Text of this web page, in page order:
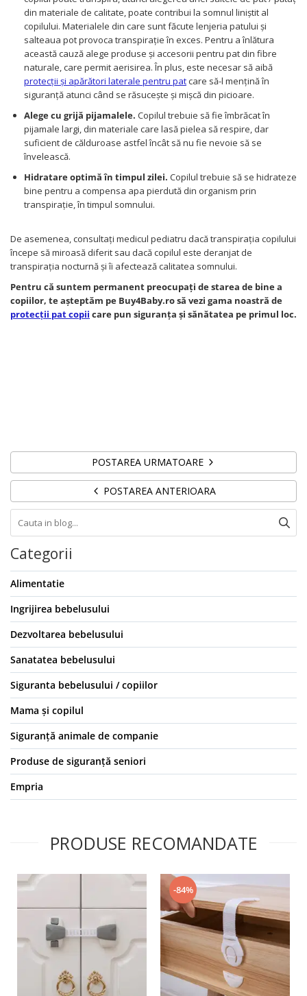
din materiale de calitate, poate contribui la somnul liniștit al
copilului. Materialele din care sunt făcute lenjeria patului şi
salteaua pot provoca transpiraţie în exces. Pentru a înlătura
această cauză alege produse şi accesorii pentru pat din fibre
naturale, care permit aerisirea. În plus, este necesar să aibă
protecții și apărători laterale pentru patcare să-l mențină în
siguranță atunci când se răsucește și mișcă din picioare.
Alege cu grijă pijamalele. Copilul trebuie să fie îmbrăcat în
pijamale largi, din materiale care lasă pielea să respire, dar
suficient de călduroase astfel încât să nu fie nevoie să se
învelească.
Hidratare optimă în timpul zilei. Copilul trebuie să se hidrateze
bine pentru a compensa apa pierdută din organism prin
transpirație, în timpul somnului.
De asemenea, consultați medicul pediatru dacă transpirația copilului
începe să miroasă diferit sau dacă copilul este deranjat de
transpirația nocturnă și îi afectează calitatea somnului.
Pentru că suntem permanent preocupați de starea de bine a
copiilor, te așteptăm pe Buy4Baby.ro să vezi gama noastră de
protecții pat copii care pun siguranța și sănătatea pe primul loc.
POSTAREA URMATOARE
POSTAREA ANTERIOARA
Categorii
Alimentatie
Ingrijirea bebelusului
Dezvoltarea bebelusului
Sanatatea bebelusului
Siguranta bebelusului / copiilor
Mama și copilul
Siguranță animale de companie
Produse de siguranță seniori
Empria
PRODUSE RECOMANDATE
-84%